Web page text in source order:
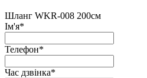
Шланг WKR-008 200см
Ім'я*
Телефон*
Час дзвінка*